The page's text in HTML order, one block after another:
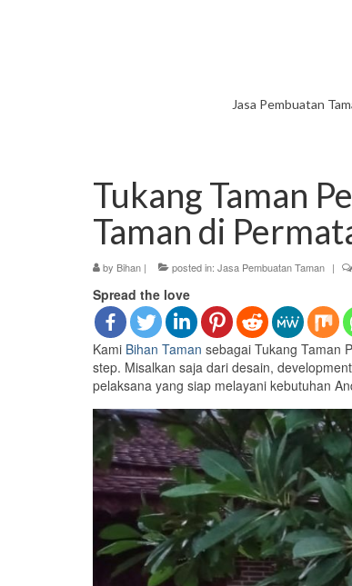
Jasa Pembuatan
Tukang Taman
Taman di
by Bihan | posted in: Jasa Pembuatan Taman |
Spread the love
Kami Bihan Taman sebagai Tukang Taman
step. Misalkan saja dari desain,
pelaksana yang siap melayani kebutuhan